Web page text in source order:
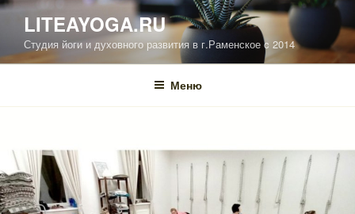
Перейти
содержимому
LITEAYOGA.RU
Студия йоги и духовного развития в г.Раменское c 2014
Меню